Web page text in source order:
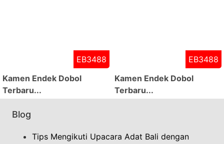
EB3488
Kamen Endek Dobol
Terbaru...
EB3488
Kamen Endek Dobol
Terbaru...
Blog
Tips Mengikuti Upacara Adat Bali dengan